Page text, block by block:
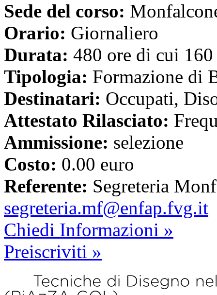
Sede del corso:
Orario: Giornaliero
Durata: 480 ore di cui 160
Tipologia: Formazione di
Destinatari: Occupati,
Attestato Rilasciato:
Ammissione: selezione
Costo: 0.00 euro
Referente: Segreteria
segreteria.mf@enfap.fvg.it
Chiedi Informazioni »
Preiscriviti »